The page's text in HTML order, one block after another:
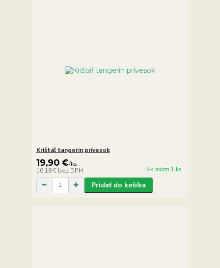
Krištáľ tangerin prívesok
19,90 €/ks
16,18 € bez DPH Skladom 1 ks
Pridať do košíka